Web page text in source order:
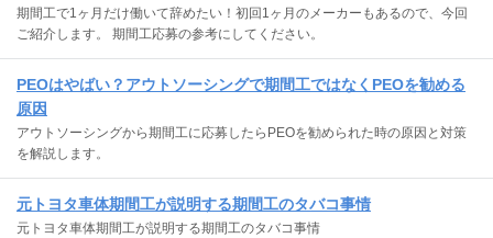
期間工で1ヶ月だけ働いて辞めたい！初回1ヶ月のメーカーもあるので、今回
ご紹介します。 期間工応募の参考にしてください。
PEOはやばい？アウトソーシングで期間工ではなくPEOを勧める
原因
アウトソーシングから期間工に応募したらPEOを勧められた時の原因と対策
を解説します。
元トヨタ車体期間工が説明する期間工のタバコ事情
元トヨタ車体期間工が説明する期間工のタバコ事情